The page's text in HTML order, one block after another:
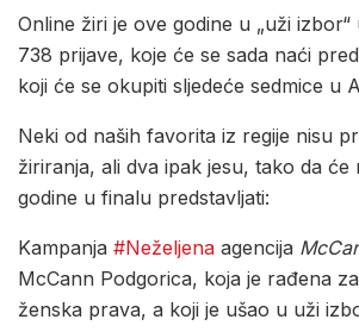
Online žiri je ove godine u „uži
738 prijave, koje će se sada naći
koji će se okupiti sljedeće sedmice u
Neki od naših favorita iz regije nisu
žiriranja, ali dva ipak jesu, tako da će
godine u finalu predstavljati:
Kampanja #Neželjena agencija
McCann Podgorica, koja je rađena
ženska prava, a koji je ušao u uži